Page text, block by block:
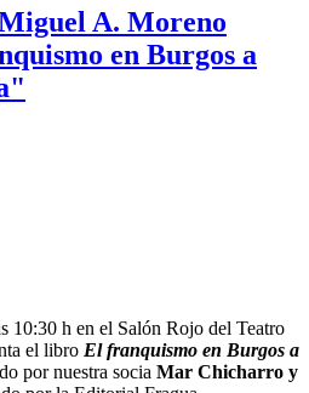
A. Moreno
en Burgos a
10:30 h en el Salón Rojo del Teatro
el libro El franquismo en Burgos a
por nuestra socia Mar Chicharro y